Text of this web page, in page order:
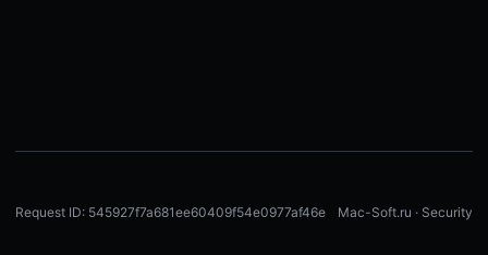
Request ID: 545927f7a681ee60409f54e0977af46e Mac-Soft.ru · Security